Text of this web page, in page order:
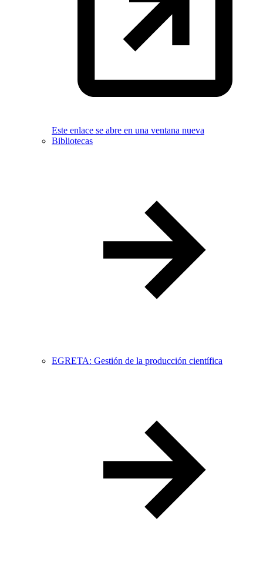
Este enlace se abre en una ventana nueva
Bibliotecas
EGRETA: Gestión de la producción científica